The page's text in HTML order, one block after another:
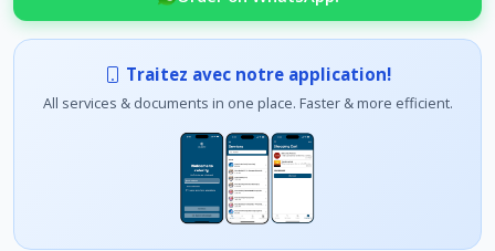
Traitez avec notre application!
All services & documents in one place. Faster & more efficient.